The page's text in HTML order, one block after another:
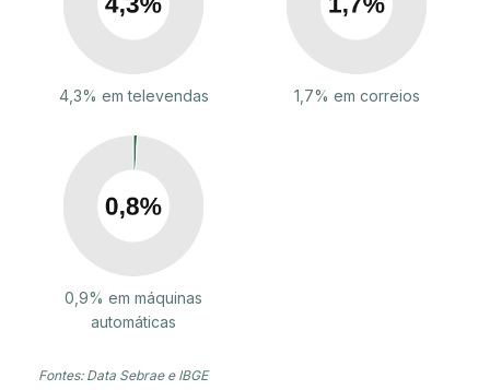
4,3% em televendas 1,7% em correios
0,9% em máquinas
automáticas
Fontes: Data Sebrae e IBGE